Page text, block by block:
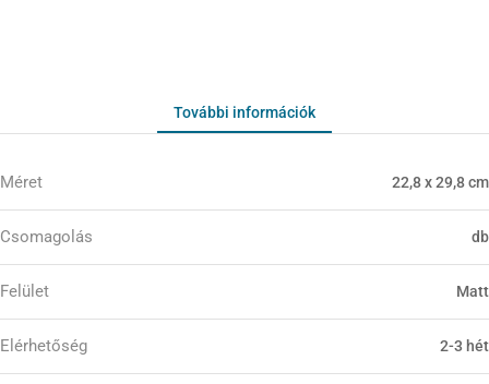
További információk
Méret 22,8 x 29,8 cm
Csomagolás db
Felület Matt
Elérhetőség 2-3 hét